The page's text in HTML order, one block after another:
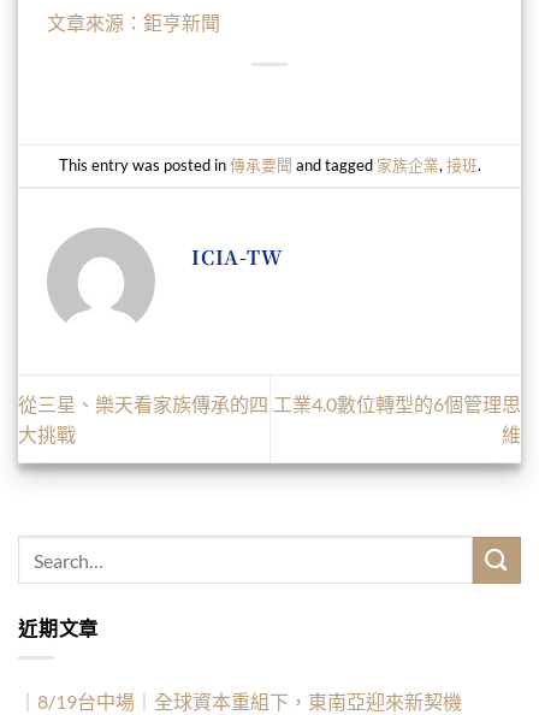
文章來源：鉅亨新聞
This entry was posted in傳承要聞 and tagged 家族企業, 接班.
ICIA-TW
從三星、樂天看家族傳承的四
大挑戰
工業4.0數位轉型的6個管理思
維
近期文章
｜8/19台中場｜全球資本重組下，東南亞迎來新契機